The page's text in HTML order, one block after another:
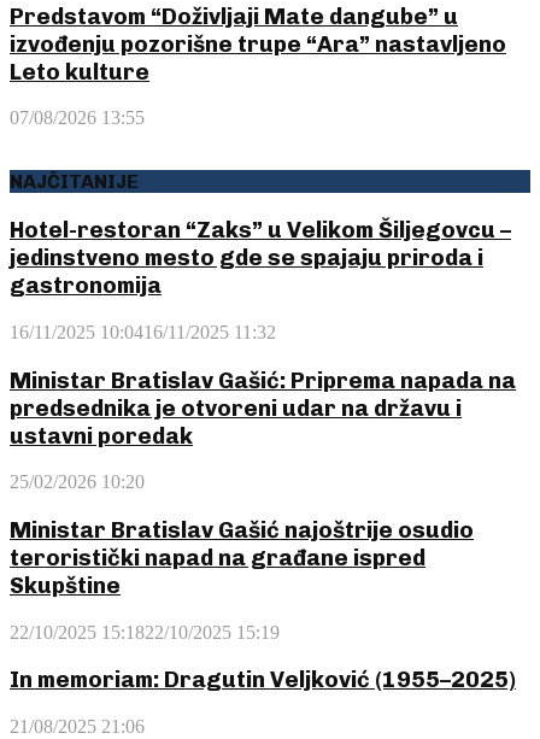
Predstavom “Doživljaji Mate dangube” u
izvođenju pozorišne trupe “Ara” nastavljeno
Leto kulture
07/08/2026 13:55
NAJČITANIJE
Hotel-restoran “Zaks” u Velikom Šiljegovcu –
jedinstveno mesto gde se spajaju priroda i
gastronomija
16/11/2025 10:0416/11/2025 11:32
Ministar Bratislav Gašić: Priprema napada na
predsednika je otvoreni udar na državu i
ustavni poredak
25/02/2026 10:20
Ministar Bratislav Gašić najoštrije osudio
teroristički napad na građane ispred
Skupštine
22/10/2025 15:1822/10/2025 15:19
In memoriam: Dragutin Veljković (1955–2025)
21/08/2025 21:06